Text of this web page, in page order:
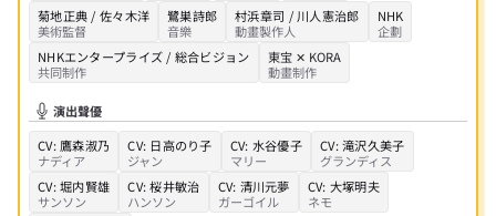
菊地正典 / 佐々木洋
美術監督
鷺巣詩郎
音樂
村浜章司 / 川人憲治郎
動畫製作人
NHK
企劃
NHKエンタープライズ / 総合ビジョン
共同制作
東宝✕ KORA
動畫制作
演出聲優
CV: 鷹森淑乃
ナディア
CV: 日高のり子
ジャン
CV: 水谷優子
マリー
CV: 滝沢久美子
グランディス
CV: 堀内賢雄
サンソン
CV: 桜井敏治
ハンソン
CV: 清川元夢
ガーゴイル
CV: 大塚明夫
ネモ